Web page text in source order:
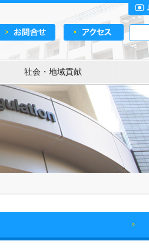
社会・地域貢献